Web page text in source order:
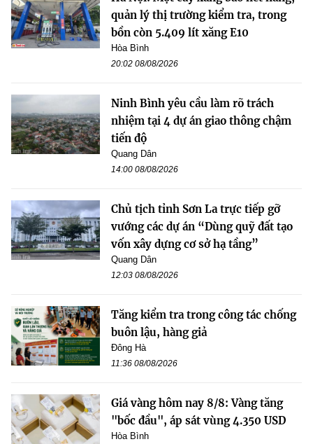
quản lý thị trường kiểm tra, trong
bồn còn 5.409 lít xăng E10
Hòa Bình
20:02 08/08/2026
Ninh Bình yêu cầu làm rõ trách
nhiệm tại 4 dự án giao thông chậm
tiến độ
Quang Dân
14:00 08/08/2026
Chủ tịch tỉnh Sơn La trực tiếp gỡ
vướng các dự án “Dùng quỹ đất tạo
vốn xây dựng cơ sở hạ tầng”
Quang Dân
12:03 08/08/2026
Tăng kiểm tra trong công tác chống
buôn lậu, hàng giả
Đông Hà
11:36 08/08/2026
Giá vàng hôm nay 8/8: Vàng tăng
"bốc đầu", áp sát vùng 4.350 USD
Hòa Bình